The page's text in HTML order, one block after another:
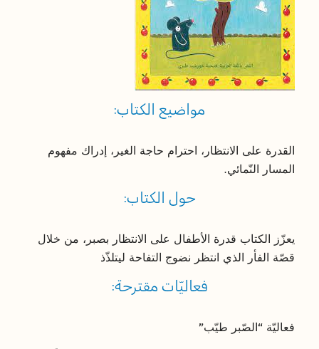
مواضيع الكتاب:
القدرة على الانتظار، احترام حاجة الغير، إدراك مفهوم
المسار النّمائي.
حول الكتاب:
يعزّز الكتاب قدرة الأطفال على الانتظار بصبر، من خلال
قصّة الفأر الذي انتظر نضوج التفاحة ليتلذّذ
فعاليّات مقترحة:
فعاليّة “الصّبر طيّب”